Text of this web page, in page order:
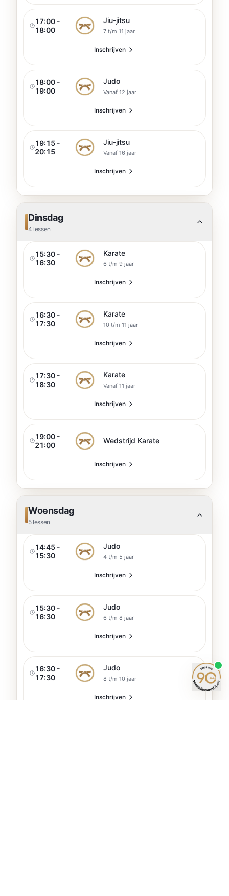
17:00 -
18:00
Jiu-jitsu
7 t/m 11 jaar
Inschrijven
18:00 -
19:00
Judo
Vanaf 12 jaar
Inschrijven
19:15 -
20:15
Jiu-jitsu
Vanaf 16 jaar
Inschrijven
Dinsdag
4 lessen
15:30 -
16:30
Karate
6 t/m 9 jaar
Inschrijven
16:30 -
17:30
Karate
10 t/m 11 jaar
Inschrijven
17:30 -
18:30
Karate
Vanaf 11 jaar
Inschrijven
19:00 -
21:00
Wedstrijd Karate
Inschrijven
Woensdag
5 lessen
14:45 -
15:30
Judo
4 t/m 5 jaar
Inschrijven
15:30 -
16:30
Judo
6 t/m 8 jaar
Inschrijven
16:30 -
17:30
Judo
8 t/m 10 jaar
Inschrijven